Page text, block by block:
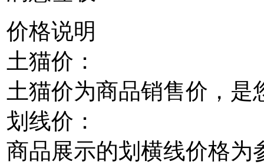
价格说明
土猫价：
土猫价为商品销售价，
划线价：
商品展示的划横线价格为